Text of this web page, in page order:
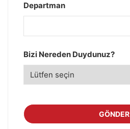
Departman
Bizi Nereden Duydunuz?
GÖNDER